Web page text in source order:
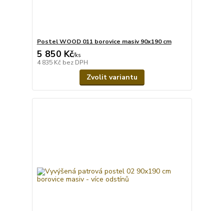
Postel WOOD 011 borovice masiv 90x190 cm
5 850 Kč/ks
4 835 Kč bez DPH
Zvolit variantu